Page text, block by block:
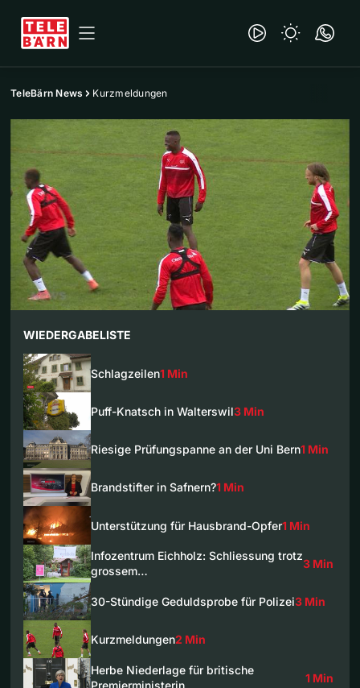
TeleBärn News Kurzmeldungen
WIEDERGABELISTE
Schlagzeilen1 Min
Puff-Knatsch in Walterswil3 Min
Riesige Prüfungspanne an der Uni Bern1 Min
Brandstifter in Safnern?1 Min
Unterstützung für Hausbrand-Opfer1 Min
Infozentrum Eichholz: Schliessung trotz
grossem…
3 Min
30-Stündige Geduldsprobe für Polizei3 Min
Kurzmeldungen2 Min
Herbe Niederlage für britische
Premierministerin
1 Min